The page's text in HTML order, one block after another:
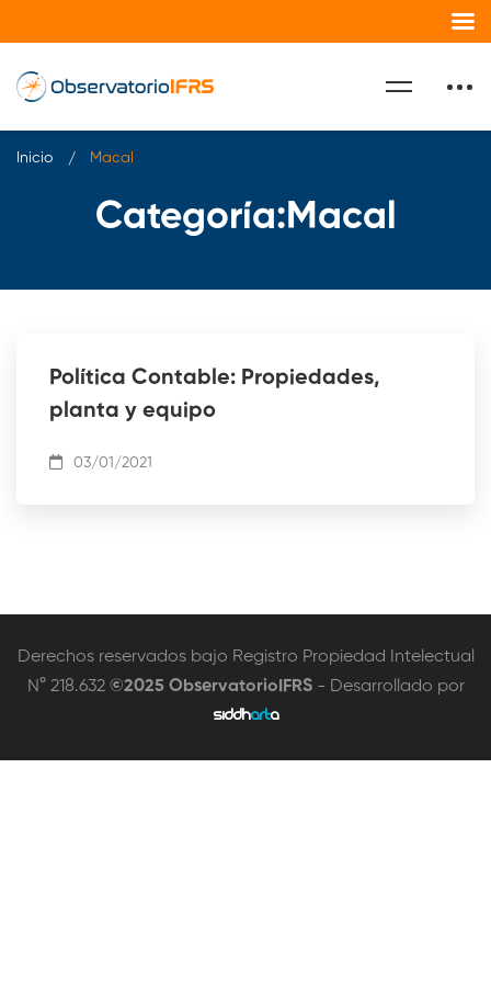
Categoría:Macal
Inicio Macal
Política Contable: Propiedades,
planta y equipo
03/01/2021
Derechos reservados bajo Registro Propiedad Intelectual
N° 218.632 ©2025 ObservatorioIFRS- Desarrollado por